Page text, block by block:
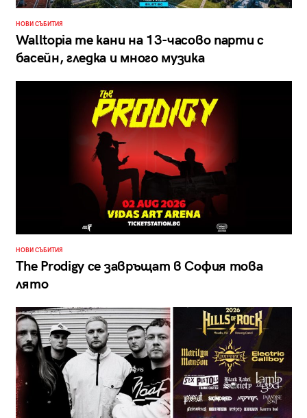
НОВИ СЪБИТИЯ
Walltopia те кани на 13-часово парти с
басейн, гледка и много музика
НОВИ СЪБИТИЯ
The Prodigy се завръщат в София това
лято